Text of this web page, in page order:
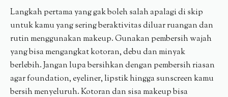
Langkah pertama yang gak boleh salah apalagi di skip
untuk kamu yang sering beraktivitas diluar ruangan dan
rutin menggunakan makeup. Gunakan pembersih wajah
yang bisa mengangkat kotoran, debu dan minyak
berlebih. Jangan lupa bersihkan dengan pembersih riasan
agar foundation, eyeliner, lipstik hingga sunscreen kamu
bersih menyeluruh. Kotoran dan sisa makeup bisa